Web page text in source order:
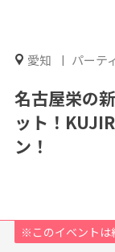
愛知 パーテ
名古屋栄の
ット！
ン！
※このイベントは